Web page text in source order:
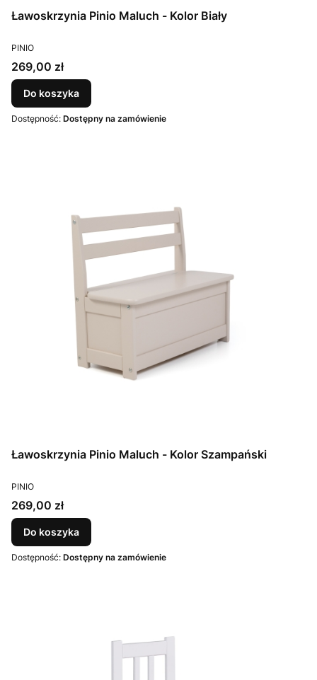
Ławoskrzynia Pinio Maluch - Kolor Biały
PRODUCENT
PINIO
Cena
269,00 zł
Do koszyka
Dostępność: Dostępny na zamówienie
Ławoskrzynia Pinio Maluch - Kolor Szampański
PRODUCENT
PINIO
Cena
269,00 zł
Do koszyka
Dostępność: Dostępny na zamówienie